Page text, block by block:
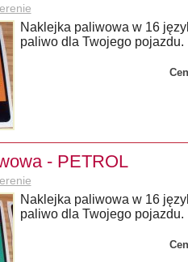
Naklejka paliwowa w 16
paliwo dla Twojego pojazdu.
- PETROL
Naklejka paliwowa w 16
paliwo dla Twojego pojazdu.